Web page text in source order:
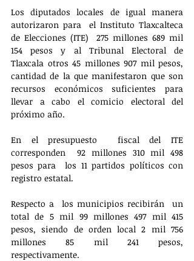
Los diputados locales de igual manera
autorizaron para  el Instituto Tlaxcalteca
de Elecciones (ITE)  275 millones 689 mil
154 pesos y al Tribunal Electoral de
Tlaxcala otros 45 millones 907 mil pesos,
cantidad de la que manifestaron que son
recursos económicos suficientes para
llevar a cabo el comicio electoral del
próximo año.
En el presupuesto  fiscal del ITE
corresponden  92 millones 310 mil 498
pesos para  los 11 partidos políticos con
registro estatal.
Respecto a  los municipios recibirán  un
total de 5 mil 99 millones 497 mil 415
pesos, siendo de orden local 2 mil 756
millones 85 mil 241 pesos,
respectivamente.